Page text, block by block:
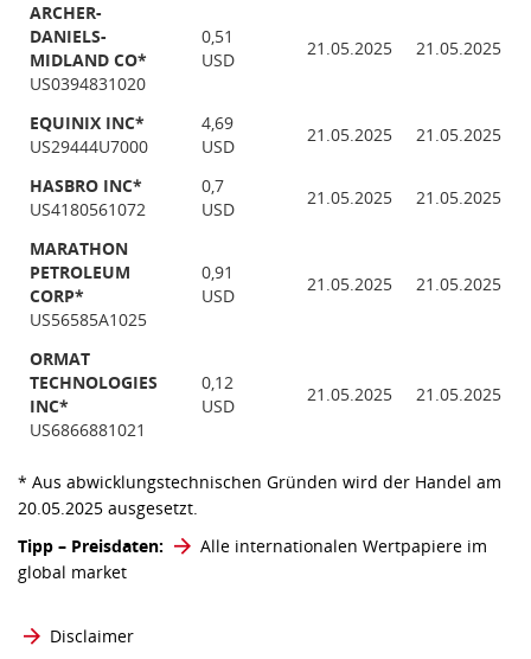
ARCHER-
DANIELS-
MIDLAND CO*
US0394831020
0,51
USD
21.05.2025 21.05.2025
EQUINIX INC*
US29444U7000
4,69
USD
21.05.2025 21.05.2025
HASBRO INC*
US4180561072
0,7
USD
21.05.2025 21.05.2025
MARATHON
PETROLEUM
CORP*
US56585A1025
0,91
USD
21.05.2025 21.05.2025
ORMAT
TECHNOLOGIES
INC*
US6866881021
0,12
USD
21.05.2025 21.05.2025
* Aus abwicklungstechnischen Gründen wird der Handel am
20.05.2025 ausgesetzt.
Tipp – Preisdaten:
Alle internationalen Wertpapiere im
global market
Disclaimer